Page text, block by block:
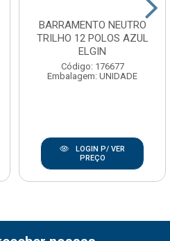
BARRAMENTO NEUTRO
TRILHO 12 POLOS AZUL
ELGIN
Código: 176677
Embalagem: UNIDADE
LOGIN P/ VER
PREÇO